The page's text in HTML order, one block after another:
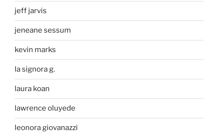
jeff jarvis
jeneane sessum
kevin marks
la signora g.
laura koan
lawrence oluyede
leonora giovanazzi